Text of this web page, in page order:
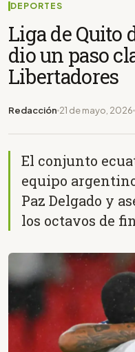
DEPORTES
Liga de Quito
dio un paso
Libertadores
Redacción 21 de mayo, 2026
El conjunto
equipo
Paz Delgado y
los octavos de